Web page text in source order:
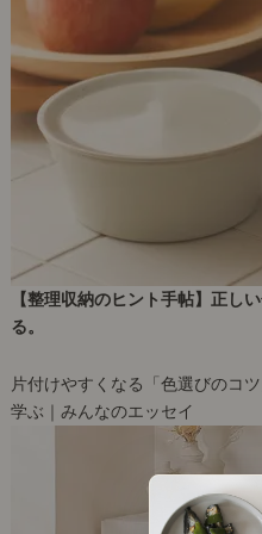
【整理収納のヒント手帖】正し
る。
片付けやすくなる「色選びのコ
学ぶ｜みんなのエッセイ